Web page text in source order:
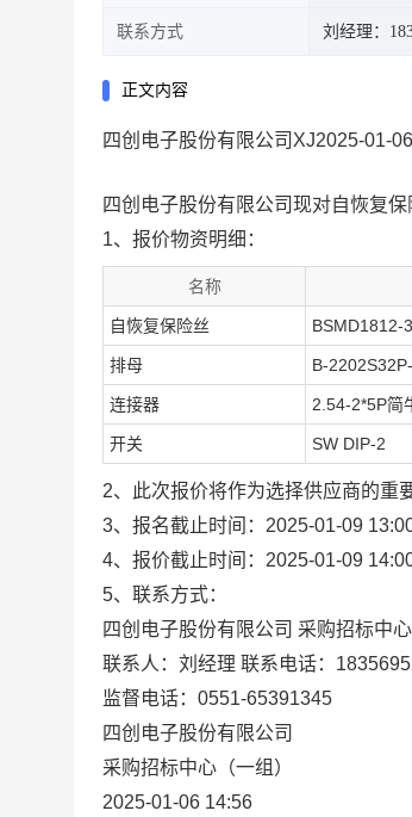
联系方式 刘经理：
正文内容
四创电子股份有限公司XJ2025-01-
四创电子股份有限公司现对自恢复
1、报价物资明细：
名称
自恢复保险丝 BSMD1812-
排母 B-
连接器 2.54-2*5P简
开关 SW DIP-2
2、此次报价将作为选择供应商的重
3、报名截止时间：2025-01-09
4、报价截止时间：2025-01-09
5、联系方式：
四创电子股份有限公司 采购招标中心
联系人：刘经理 联系电话：
监督电话：0551-65391345
四创电子股份有限公司
采购招标中心（一组）
2025-01-06 14:56